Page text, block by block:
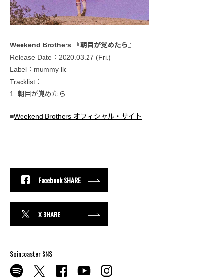
Weekend Brothers 『朝目が覚めたら』
Release Date：2020.03.27 (Fri.)
Label：mummy llc
Tracklist：
1. 朝目が覚めたら
■Weekend Brothers オフィシャル・サイト
Facebook SHARE
X SHARE
Spincoaster SNS